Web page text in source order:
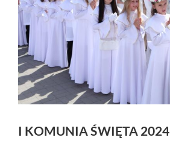
I KOMUNIA ŚWIĘTA 2024